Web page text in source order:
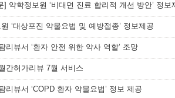
] 약학정보원 ‘비대면 진료 합리적 개선 방안’ 정보
‘대상포진 약물요법 및 예방접종’ 정보제공
리뷰서 ‘환자 안전 위한 약사 역할’ 조망
간허가리뷰 7월 서비스
리뷰서 ‘COPD 환자 약물요법’ 정보 제공